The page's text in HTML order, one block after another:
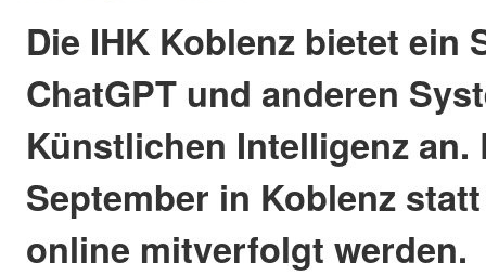
Die IHK Koblenz bietet ein
ChatGPT und anderen
Künstlichen Intelligenz an.
September in Koblenz
online mitverfolgt werden.